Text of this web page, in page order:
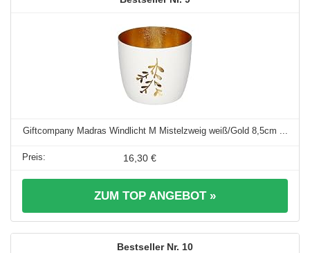
Giftcompany Madras Windlicht M Mistelzweig weiß/Gold 8,5cm ...
16,30 €
ZUM TOP ANGEBOT »
10